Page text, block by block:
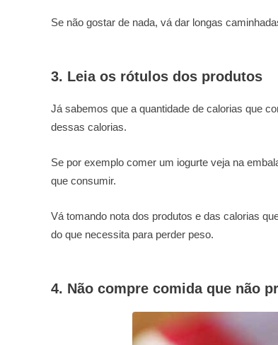
Se não gostar de nada, vá dar longas
3. Leia os rótulos dos produtos
Já sabemos que a quantidade de calorias que
dessas calorias.
Se por exemplo comer um iogurte veja na
que consumir.
Vá tomando nota dos produtos e das calorias
do que necessita para perder peso.
4. Não compre comida que não